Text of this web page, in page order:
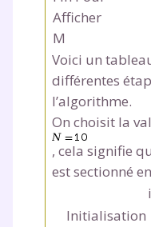
Afficher
M
Voici un
différentes
l’algorithme.
On choisit la
, cela signifie
est sectionné
i
Initialisation